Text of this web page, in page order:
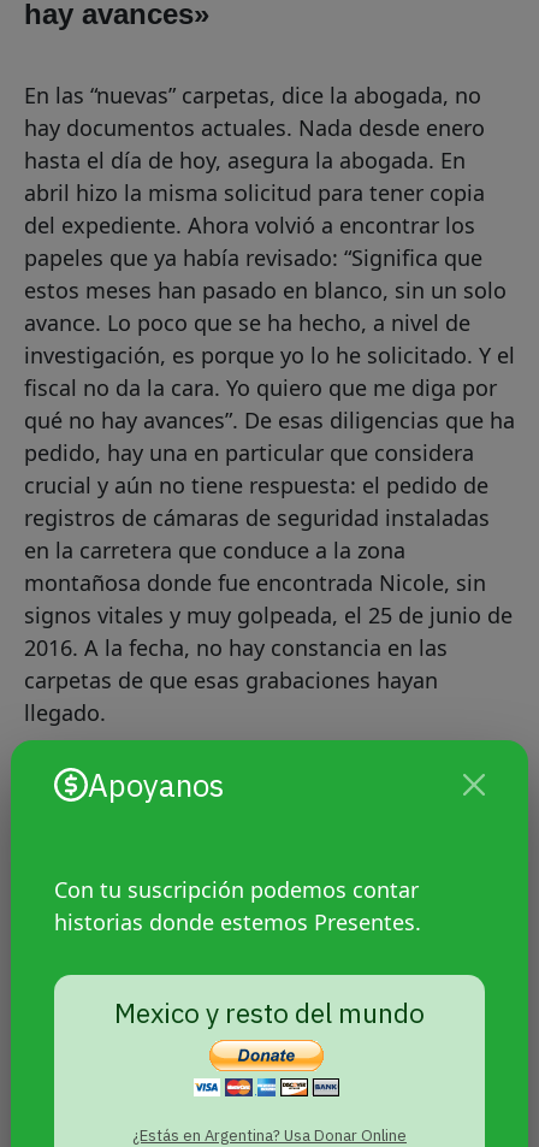
Apoyanos
Con tu suscripción podemos contar
historias donde estemos Presentes.
Mexico y resto del mundo
¿Estás en Argentina? Usa Donar Online
hay avances»
En las “nuevas” carpetas, dice la abogada, no
hay documentos actuales. Nada desde enero
hasta el día de hoy, asegura la abogada. En
abril hizo la misma solicitud para tener copia
del expediente. Ahora volvió a encontrar los
papeles que ya había revisado: “Significa que
estos meses han pasado en blanco, sin un solo
avance. Lo poco que se ha hecho, a nivel de
investigación, es porque yo lo he solicitado. Y el
fiscal no da la cara. Yo quiero que me diga por
qué no hay avances”. De esas diligencias que ha
pedido, hay una en particular que considera
crucial y aún no tiene respuesta: el pedido de
registros de cámaras de seguridad instaladas
en la carretera que conduce a la zona
montañosa donde fue encontrada Nicole, sin
signos vitales y muy golpeada, el 25 de junio de
2016. A la fecha, no hay constancia en las
carpetas de que esas grabaciones hayan
llegado.